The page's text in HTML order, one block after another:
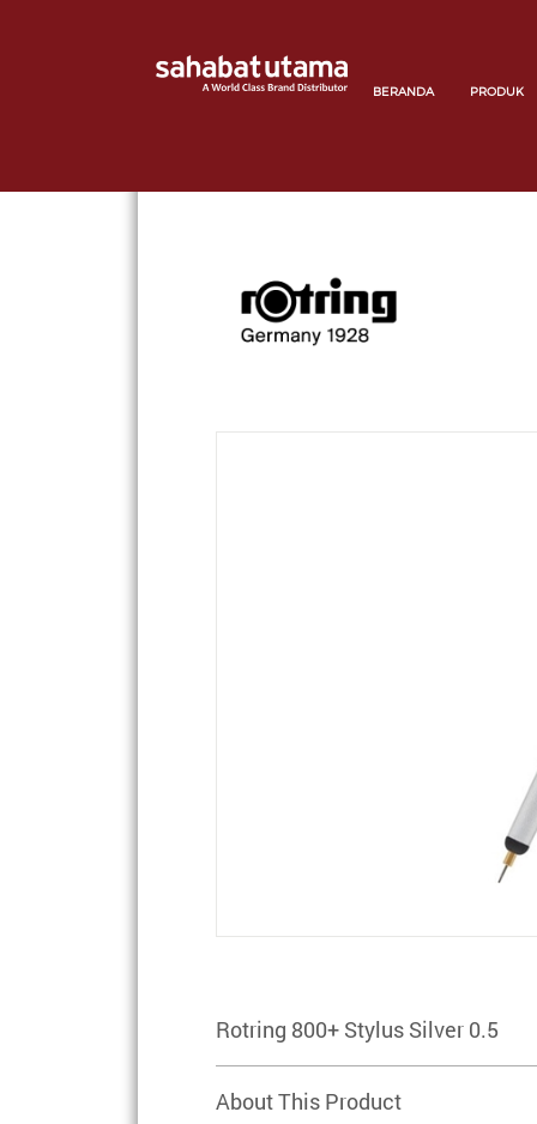
BERANDA PRODUK
Rotring 800+ Stylus Silver 0.5
About This Product